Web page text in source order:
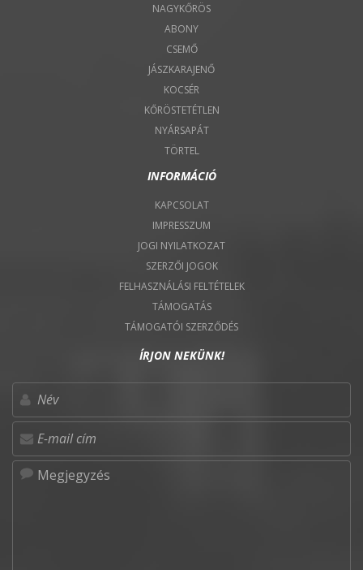
NAGYKŐRÖS
ABONY
CSEMŐ
JÁSZKARAJENŐ
KOCSÉR
KŐRÖSTETÉTLEN
NYÁRSAPÁT
TÖRTEL
INFORMÁCIÓ
KAPCSOLAT
IMPRESSZUM
JOGI NYILATKOZAT
SZERZŐI JOGOK
FELHASZNÁLÁSI FELTÉTELEK
TÁMOGATÁS
TÁMOGATÓI SZERZŐDÉS
ÍRJON NEKÜNK!